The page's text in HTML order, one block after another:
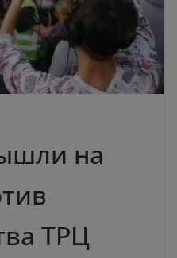
на
ТРЦ